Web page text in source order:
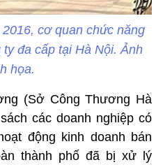
cơ quan chức năng
đa cấp tại Hà Nội. Ảnh
họa.
(Sở Công Thương Hà
các doanh nghiệp có
động kinh doanh bán
thành phố đã bị xử lý